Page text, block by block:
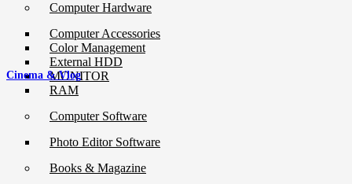
Computer Hardware
Computer Accessories
Color Management
External HDD
MONITOR
RAM
Computer Software
Photo Editor Software
Books & Magazine
Cinema & Vlog